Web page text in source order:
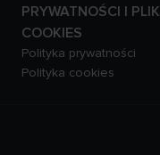
PRYWATNOŚCI I
COOKIES
Polityka prywatności
Polityka cookies